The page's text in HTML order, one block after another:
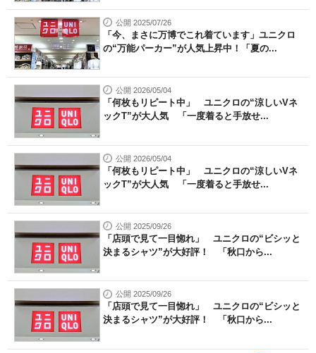
公開 2025/07/26
「今、まさに万博でこれ着ています」ユニクロ
の“万能パーカー”が人気上昇中！「夏の...
公開 2026/05/04
「何枚もリピート中」 ユニクロの“涼しいVネ
ックT”が大人気 「一度着ると手放せ...
公開 2026/05/04
「何枚もリピート中」 ユニクロの“涼しいVネ
ックT”が大人気 「一度着ると手放せ...
公開 2025/09/26
「店頭で見て一目惚れ」 ユニクロの“ビシッと
決まるシャツ”が大好評！ 「秋口から...
公開 2025/09/26
「店頭で見て一目惚れ」 ユニクロの“ビシッと
決まるシャツ”が大好評！ 「秋口から...